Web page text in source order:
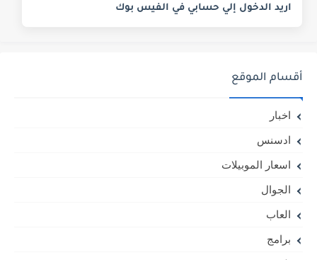
اريد الدخول إلي حسابي في الفيس بوك
أقسام الموقع
اخبار
ادسنس
اسعار الموبيلات
الجوال
العاب
برامج